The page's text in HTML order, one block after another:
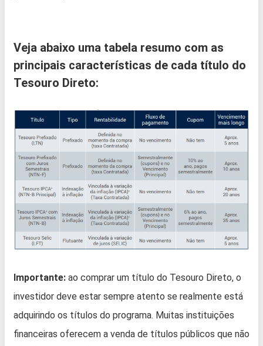
Veja abaixo uma tabela resumo com as
principais características de cada título do
Tesouro Direto:
Importante: ao comprar um título do Tesouro Direto, o
investidor deve estar sempre atento se realmente está
adquirindo os títulos do programa. Muitas instituições
financeiras oferecem a venda de títulos públicos que não